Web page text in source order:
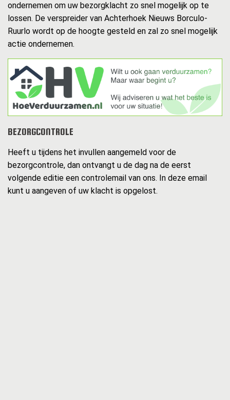
ondernemen om uw bezorgklacht zo snel mogelijk op te
lossen. De verspreider van Achterhoek Nieuws Borculo-
Ruurlo wordt op de hoogte gesteld en zal zo snel mogelijk
actie ondernemen.
BEZORGCONTROLE
Heeft u tijdens het invullen aangemeld voor de
bezorgcontrole, dan ontvangt u de dag na de eerst
volgende editie een controlemail van ons. In deze email
kunt u aangeven of uw klacht is opgelost.